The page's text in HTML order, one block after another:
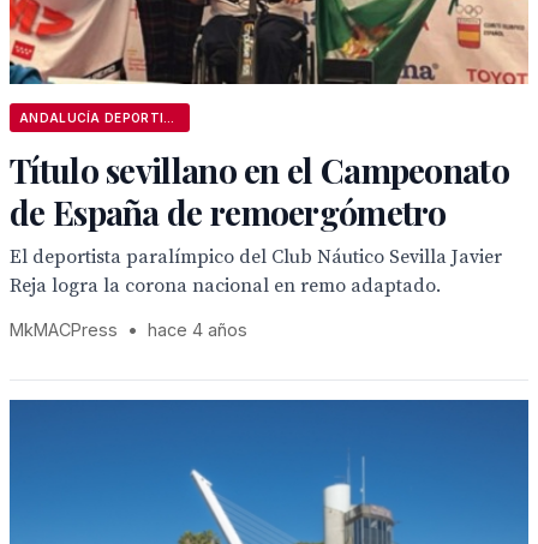
Título sevillano en el Campeonato
de España de remoergómetro
El deportista paralímpico del Club Náutico Sevilla Javier
Reja logra la corona nacional en remo adaptado.
MkMACPress • hace 4 años